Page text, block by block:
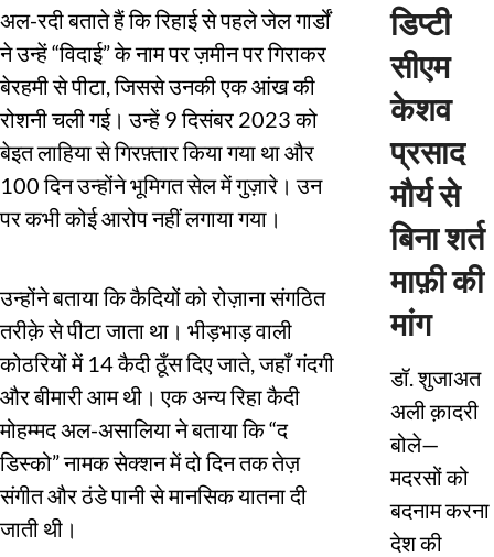
अल-रदी बताते हैं कि रिहाई से पहले जेल गार्डों
ने उन्हें “विदाई” के नाम पर ज़मीन पर गिराकर
बेरहमी से पीटा, जिससे उनकी एक आंख की
रोशनी चली गई। उन्हें 9 दिसंबर 2023 को
बेइत लाहिया से गिरफ़्तार किया गया था और
100 दिन उन्होंने भूमिगत सेल में गुज़ारे। उन
पर कभी कोई आरोप नहीं लगाया गया।
उन्होंने बताया कि कैदियों को रोज़ाना संगठित
तरीक़े से पीटा जाता था। भीड़भाड़ वाली
कोठरियों में 14 कैदी ठूँस दिए जाते, जहाँ गंदगी
और बीमारी आम थी। एक अन्य रिहा कैदी
मोहम्मद अल-असालिया ने बताया कि “द
डिस्को” नामक सेक्शन में दो दिन तक तेज़
संगीत और ठंडे पानी से मानसिक यातना दी
जाती थी।
डिप्टी
सीएम
केशव
प्रसाद
मौर्य से
बिना शर्त
माफ़ी की
मांग
डॉ. शुजाअत
अली क़ादरी
बोले—
मदरसों को
बदनाम करना
देश की